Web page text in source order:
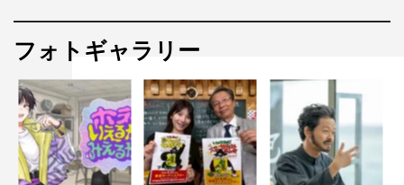
フォトギャラリー